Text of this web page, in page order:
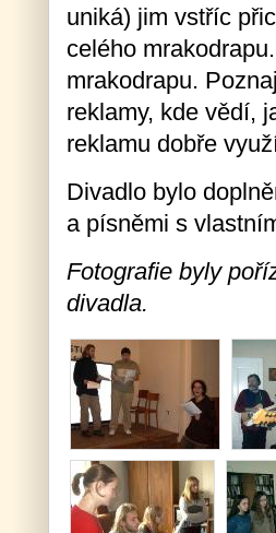
uniká) jim vstříc
celého
mrakodrapu.
reklamy, kde vědí,
reklamu dobře
Divadlo bylo
a písněmi s
Fotografie byly
divadla.